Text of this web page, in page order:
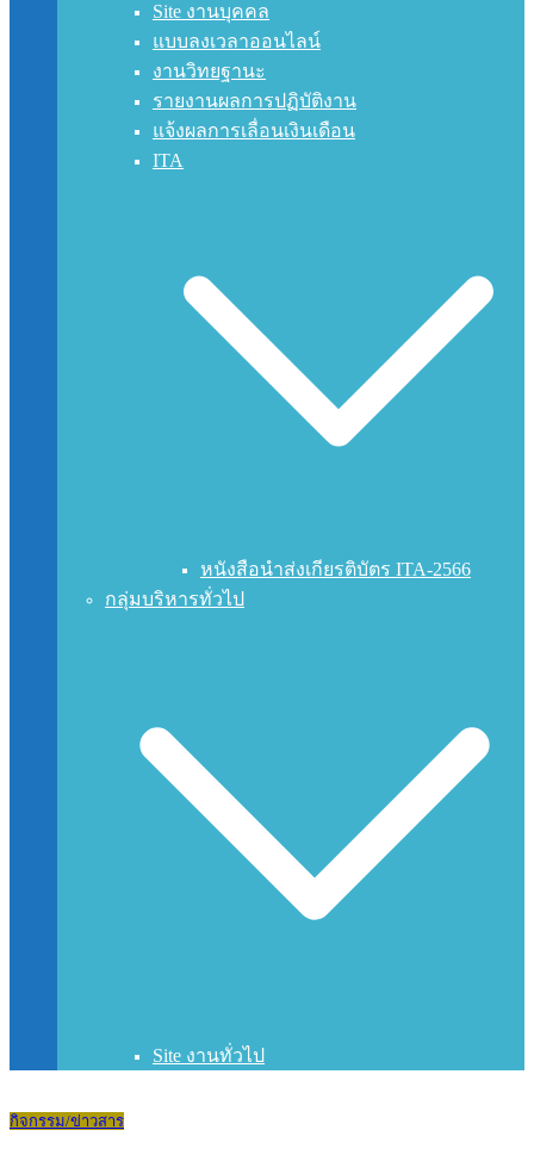
Site งานบุคคล
แบบลงเวลาออนไลน์
งานวิทยฐานะ
รายงานผลการปฏิบัติงาน
แจ้งผลการเลื่อนเงินเดือน
ITA
หนังสือนำส่งเกียรติบัตร ITA-2566
กลุ่มบริหารทั่วไป
Site งานทั่วไป
กิจกรรม/ข่าวสาร